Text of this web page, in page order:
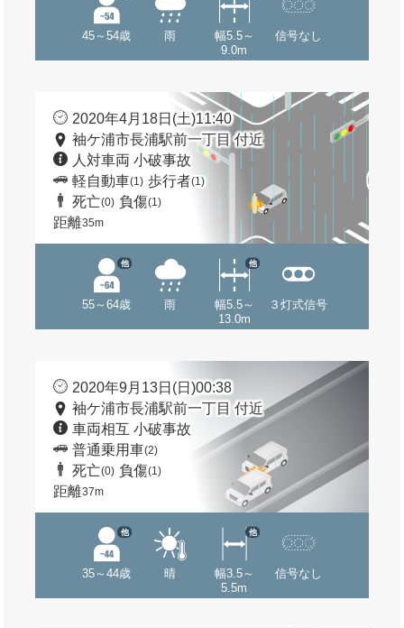
45～54歳 雨
幅5.5～
9.0m
信号なし
2020年4月18日(土)11:40
袖ケ浦市長浦駅前一丁目 付近
人対車両 小破事故
軽自動車(1) 歩行者(1)
死亡(0) 負傷(1)
距離35m
55～64歳
他
雨
幅5.5～
13.0m
他
３灯式信号
2020年9月13日(日)00:38
袖ケ浦市長浦駅前一丁目 付近
車両相互 小破事故
普通乗用車(2)
死亡(0) 負傷(1)
距離37m
35～44歳
他
晴
幅3.5～
5.5m
他
信号なし